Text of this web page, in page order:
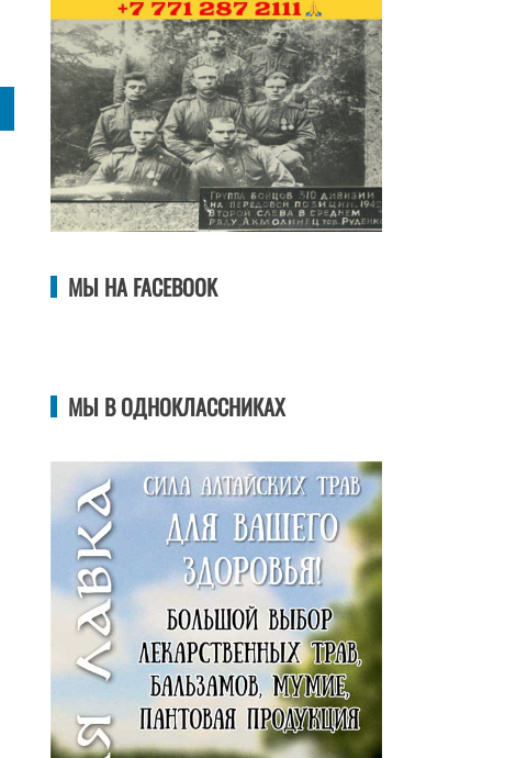
МЫ НА FACEBOOK
МЫ В ОДНОКЛАССНИКАХ